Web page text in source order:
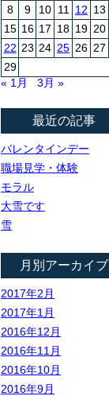
8
9 10 11 12 13
15 16 17 18 19 20
22 23 24 25 26 27
29
« 1月
3月 »
最近の記事
バレンタインデー
職場見学・体験
モラル
大雪です
雪
月別アーカイブ
2017年2月
2017年1月
2016年12月
2016年11月
2016年10月
2016年9月